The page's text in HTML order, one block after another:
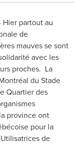
Hier partout au
de
mauves se sont
avec les
proches. La
du Stade
Quartier des
province ont
pour la
de